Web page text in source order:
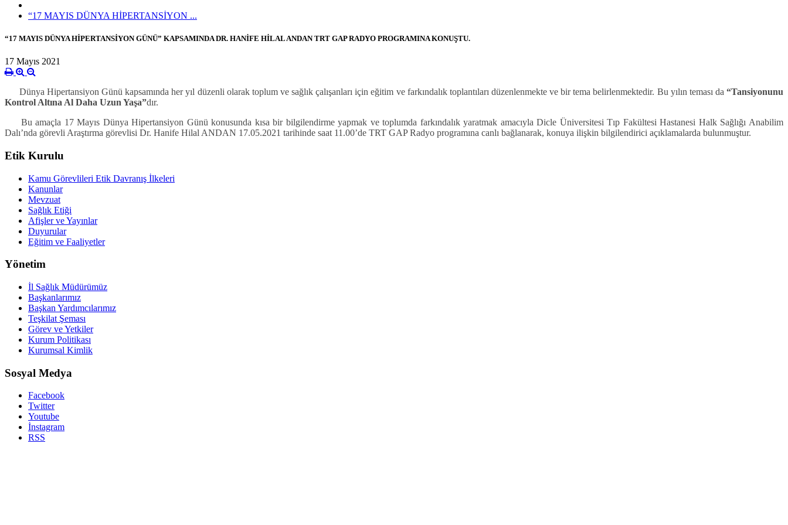
“17 MAYIS DÜNYA HİPERTANSİYON ...
“17 MAYIS DÜNYA HİPERTANSİYON GÜNÜ” KAPSAMINDA DR. HANİFE HİLAL ANDAN TRT GAP RADYO PROGRAMINA KONUŞTU.
17 Mayıs 2021
Dünya Hipertansiyon Günü kapsamında her yıl düzenli olarak toplum ve sağlık çalışanları için eğitim ve farkındalık toplantıları düzenlenmekte ve bir tema belirlenmektedir. Bu yılın teması da “Tansiyonunu
Kontrol Altına Al Daha Uzun Yaşa”dır.
Bu amaçla 17 Mayıs Dünya Hipertansiyon Günü konusunda kısa bir bilgilendirme yapmak ve toplumda farkındalık yaratmak amacıyla Dicle Üniversitesi Tıp Fakültesi Hastanesi Halk Sağlığı Anabilim
Dalı’nda görevli Araştırma görevlisi Dr. Hanife Hilal ANDAN 17.05.2021 tarihinde saat 11.00’de TRT GAP Radyo programına canlı bağlanarak, konuya ilişkin bilgilendirici açıklamalarda bulunmuştur.
Etik Kurulu
Kamu Görevlileri Etik Davranış İlkeleri
Kanunlar
Mevzuat
Sağlık Etiği
Afişler ve Yayınlar
Duyurular
Eğitim ve Faaliyetler
Yönetim
İl Sağlık Müdürümüz
Başkanlarımız
Başkan Yardımcılarımız
Teşkilat Şeması
Görev ve Yetkiler
Kurum Politikası
Kurumsal Kimlik
Sosyal Medya
Facebook
Twitter
Youtube
İnstagram
RSS